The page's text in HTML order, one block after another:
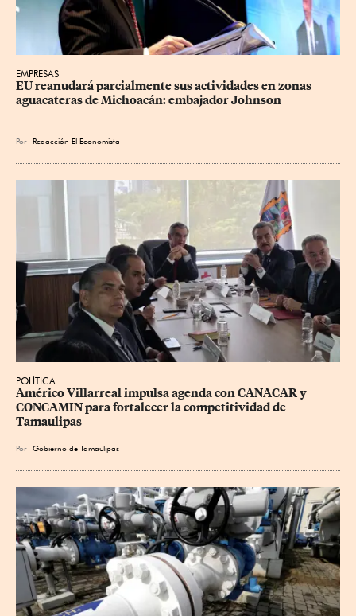
EMPRESAS
EU reanudará parcialmente sus actividades en zonas
aguacateras de Michoacán: embajador Johnson
Por Redacción El Economista
POLÍTICA
Américo Villarreal impulsa agenda con CANACAR y
CONCAMIN para fortalecer la competitividad de
Tamaulipas
Por Gobierno de Tamaulipas